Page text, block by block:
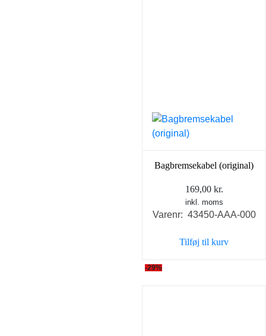
Bagbremsekabel (original)
169,00 kr.
inkl. moms
Varenr: 43450-AAA-000
Tilføj til kurv
-29%